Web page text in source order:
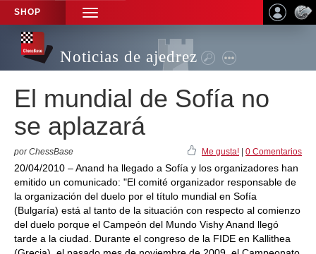
SHOP
TOGGLE
NAVIGATION
Noticias de ajedrez
El mundial de Sofía no
se aplazará
por ChessBase Me gusta! 0 Comentarios
20/04/2010 – Anand ha llegado a Sofía y los organizadores han
emitido un comunicado: "El comité organizador responsable de
la organización del duelo por el título mundial en Sofía
(Bulgaría) está al tanto de la situación con respecto al comienzo
del duelo porque el Campeón del Mundo Vishy Anand llegó
tarde a la ciudad. Durante el congreso de la FIDE en Kallithea